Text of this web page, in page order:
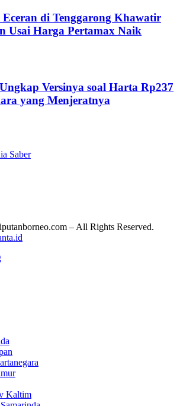
di Tenggarong Khawatir
Usai Harga Pertamax Naik
Versinya soal Harta Rp237
yang Menjeratnya
Saber
– All Rights Reserved.
Kaltim